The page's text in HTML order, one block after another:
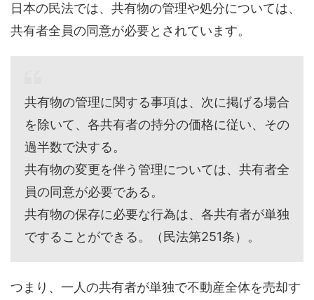
日本の民法では、共有物の管理や処分については、
共有者全員の同意が必要とされています。
共有物の管理に関する事項は、次に掲げる場合
を除いて、各共有者の持分の価格に従い、その
過半数で決する。
共有物の変更を伴う管理については、共有者全
員の同意が必要である。
共有物の保存に必要な行為は、各共有者が単独
ですることができる。（民法第251条）。
つまり、一人の共有者が単独で不動産全体を売却す